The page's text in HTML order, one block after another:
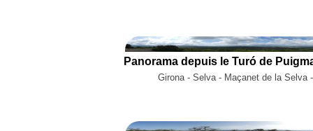
Girona - Selva - Maçanet de la Selva